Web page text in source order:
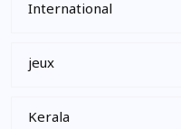
International
jeux
Kerala